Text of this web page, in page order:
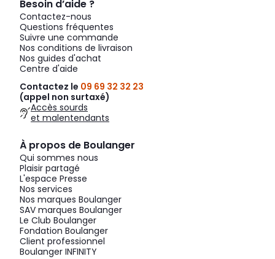
Besoin d’aide ?
Contactez-nous
Questions fréquentes
Suivre une commande
Nos conditions de livraison
Nos guides d'achat
Centre d'aide
Contactez le 09 69 32 32 23
(appel non surtaxé)
Accès sourds
et malentendants
À propos de Boulanger
Qui sommes nous
Plaisir partagé
L'espace Presse
Nos services
Nos marques Boulanger
SAV marques Boulanger
Le Club Boulanger
Fondation Boulanger
Client professionnel
Boulanger INFINITY